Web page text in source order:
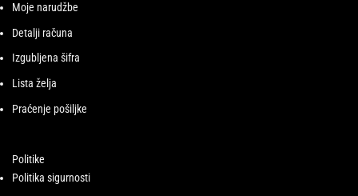
Moje narudžbe
Detalji računa
Izgubljena šifra
Lista želja
Praćenje pošiljke
Politike
Politika sigurnosti